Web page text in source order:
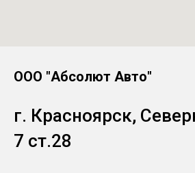
ООО "Абсолют Авто"
г. Красноярск,
7 ст.28